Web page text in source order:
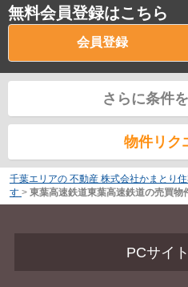
無料会員登録はこちら
会員登録
さらに条件
物件リク
千葉エリアの 不動産 株式会社かまとり
す > 東葉高速鉄道東葉高速鉄道の売買物
PCサイ